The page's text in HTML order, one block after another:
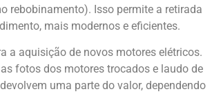
rebobinamento). Isso permite a retirada
mais modernos e eficientes.
a aquisição de novos motores elétricos.
fotos dos motores trocados e laudo de
uma parte do valor, dependendo